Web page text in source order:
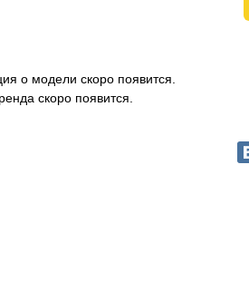
о модели скоро появится.
скоро появится.